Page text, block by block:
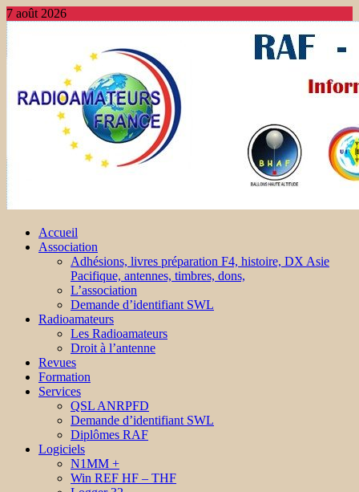
7 août 2026
Accueil
Association
Adhésions, livres préparation F4, histoire, DX Asie
Pacifique, antennes, timbres, dons,
L’association
Demande d’identifiant SWL
Radioamateurs
Les Radioamateurs
Droit à l’antenne
Revues
Formation
Services
QSL ANRPFD
Demande d’identifiant SWL
Diplômes RAF
Logiciels
N1MM +
Win REF HF – THF